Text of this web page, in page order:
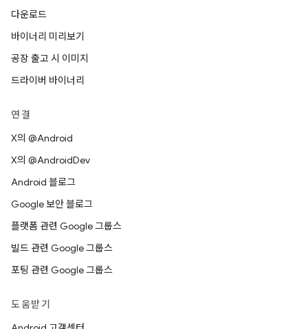
다운로드
바이너리 미리보기
공장 출고 시 이미지
드라이버 바이너리
연결
X의 @Android
X의 @AndroidDev
Android 블로그
Google 보안 블로그
플랫폼 관련 Google 그룹스
빌드 관련 Google 그룹스
포팅 관련 Google 그룹스
도움받기